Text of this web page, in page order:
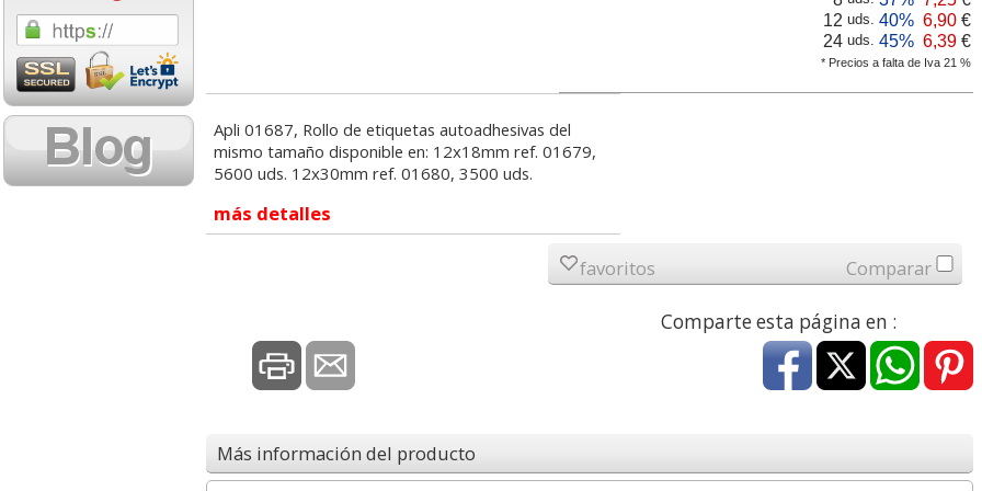
* Precios a falta de Iva 21 %
12 uds. 40% 6,90 €
24 uds. 45% 6,39 €
Apli 01687, Rollo de etiquetas autoadhesivas del
mismo tamaño disponible en: 12x18mm ref. 01679,
5600 uds. 12x30mm ref. 01680, 3500 uds.
más detalles
favoritos Comparar
Comparte esta página en :
Más información del producto
21,72 con Iva
4,99 €
6,04 con Iva
Destructora Fellowes
LX201 Microcorte P-5,
Bolígrafo Pilot Super
Grip tinta base de
desde: 0,67 €
0,81 con Iva